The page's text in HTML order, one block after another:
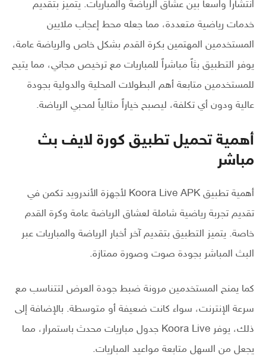
انتشاراً واسعاً بين عشاق الرياضة والمباريات. يتميز بتقديم
خدمات رياضية متعددة، مما جعله محط إعجاب ملايين
المستخدمين المهتمين بكرة القدم بشكل خاص والرياضة عامة،
يوفر التطبيق بثاً مباشراً للمباريات مع ترخيص مجاني، مما يتيح
للمستخدمين متابعة أهم البطولات المحلية والدولية بجودة
عالية ودون أي تكلفة، ليصبح خياراً مثالياً لمحبي الرياضة.
أهمية تحميل تطبيق كورة لايف بث
مباشر
أهمية تطبيق Koora Live APK لأجهزة الأندرويد تكمن في
تقديم تجربة رياضية شاملة لعشاق الرياضة عامة وكرة القدم
خاصة. يتميز التطبيق بتقديم آخر أخبار الرياضة والمباريات عبر
البث المباشر بجودة صوت وصورة ممتازة.
كما يمنح المستخدمين مرونة ضبط جودة العرض لتتناسب مع
سرعة الإنترنت، سواء كانت ضعيفة أو متوسطة. بالإضافة إلى
ذلك، يوفر Koora Live جدول مباريات محدث باستمرار، مما
يجعل من السهل متابعة مواعيد المباريات.